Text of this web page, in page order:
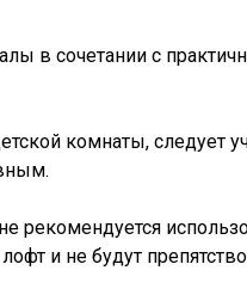
в сочетании с
комнаты, следует
не рекомендуется
и не будут